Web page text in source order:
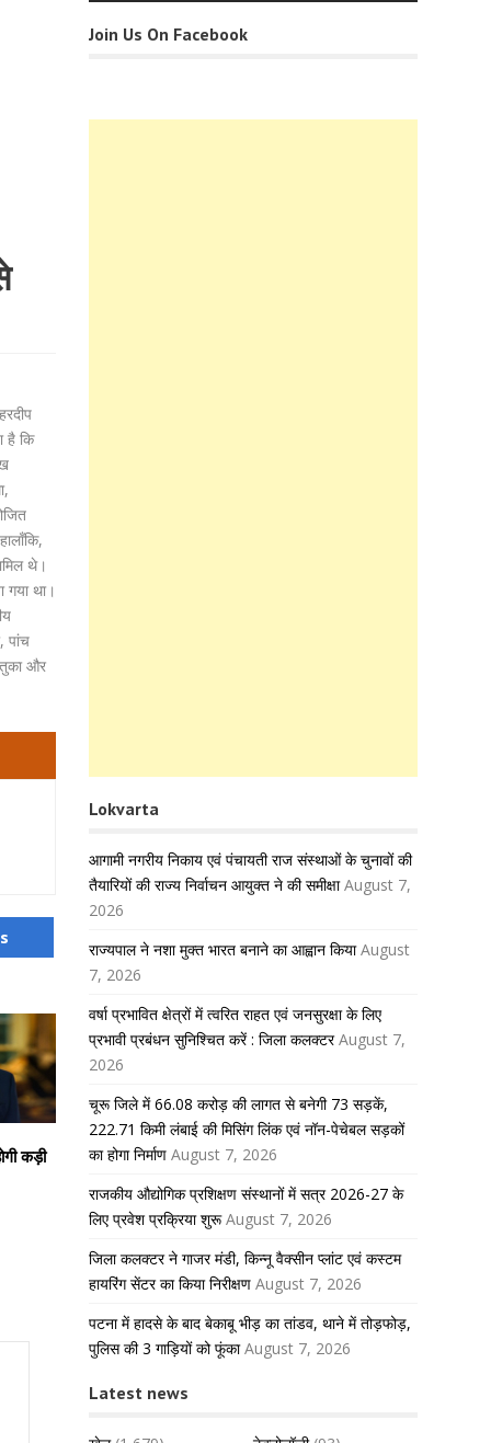
है कि
थे।
था।
पांच
और
कड़ी
Join Us On Facebook
Lokvarta
आगामी नगरीय निकाय एवं पंचायती राज संस्थाओं के चुनावों की
तैयारियों की राज्य निर्वाचन आयुक्त ने की समीक्षा August 7,
2026
राज्यपाल ने नशा मुक्त भारत बनाने का आह्वान किया August
7, 2026
वर्षा प्रभावित क्षेत्रों में त्वरित राहत एवं जनसुरक्षा के लिए
प्रभावी प्रबंधन सुनिश्चित करें : जिला कलक्टर August 7,
2026
चूरू जिले में 66.08 करोड़ की लागत से बनेगी 73 सड़कें,
222.71 किमी लंबाई की मिसिंग लिंक एवं नॉन-पेचेबल सड़कों
का होगा निर्माण August 7, 2026
राजकीय औद्योगिक प्रशिक्षण संस्थानों में सत्र 2026-27 के
लिए प्रवेश प्रक्रिया शुरू August 7, 2026
जिला कलक्टर ने गाजर मंडी, किन्नू वैक्सीन प्लांट एवं कस्टम
हायरिंग सेंटर का किया निरीक्षण August 7, 2026
पटना में हादसे के बाद बेकाबू भीड़ का तांडव, थाने में तोड़फोड़,
पुलिस की 3 गाड़ियों को फूंका August 7, 2026
Latest news